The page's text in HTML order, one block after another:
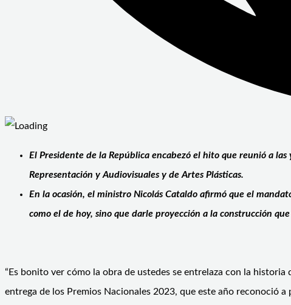
El Presidente de la República encabezó el hito que reunió a
Representación y Audiovisuales y de Artes Plásticas.
En la ocasión, el ministro Nicolás Cataldo afirmó que el
como el de hoy, sino que darle proyección a la construcción
“Es bonito ver cómo la obra de ustedes se entrelaza con la
entrega de los Premios Nacionales 2023, que este año reconoció